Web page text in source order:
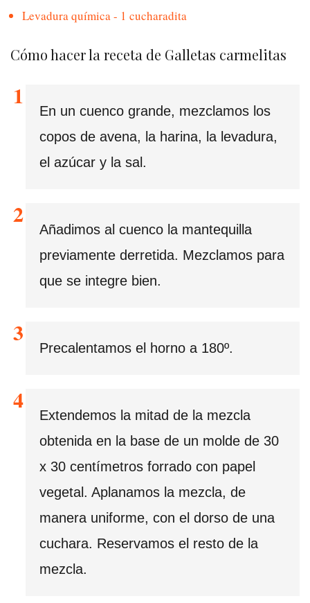
Levadura química - 1 cucharadita
Cómo hacer la receta de Galletas carmelitas
En un cuenco grande, mezclamos los
copos de avena, la harina, la levadura,
el azúcar y la sal.
Añadimos al cuenco la mantequilla
previamente derretida. Mezclamos para
que se integre bien.
Precalentamos el horno a 180º.
Extendemos la mitad de la mezcla
obtenida en la base de un molde de 30
x 30 centímetros forrado con papel
vegetal. Aplanamos la mezcla, de
manera uniforme, con el dorso de una
cuchara. Reservamos el resto de la
mezcla.